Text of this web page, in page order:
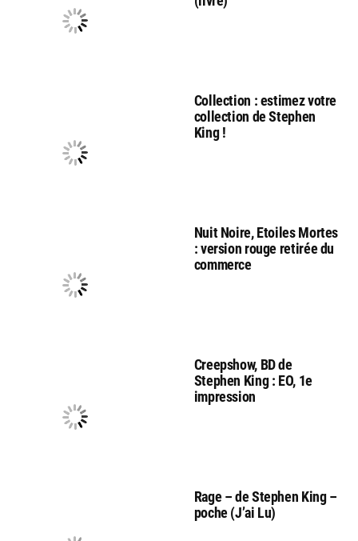
Collection : estimez votre
collection de Stephen
King !
Nuit Noire, Etoiles Mortes
: version rouge retirée du
commerce
Creepshow, BD de
Stephen King : EO, 1e
impression
Rage – de Stephen King –
poche (J’ai Lu)